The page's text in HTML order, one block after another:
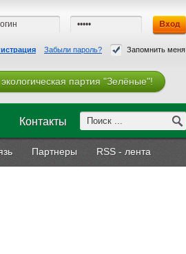
Забыли пароль? Запомнить меня
партия "Зелёные"!
Контакты
Партнеры RSS - лента